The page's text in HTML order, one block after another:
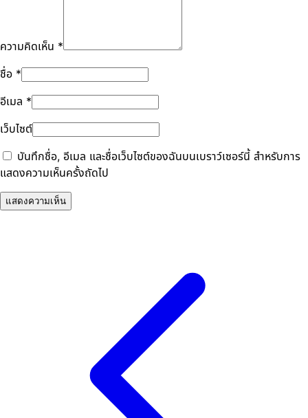
ความคิดเห็น *
ชื่อ *
อีเมล *
เว็บไซต์
บันทึกชื่อ, อีเมล และชื่อเว็บไซต์ของฉันบนเบราว์เซอร์นี้ สำหรับการ
แสดงความเห็นครั้งถัดไป